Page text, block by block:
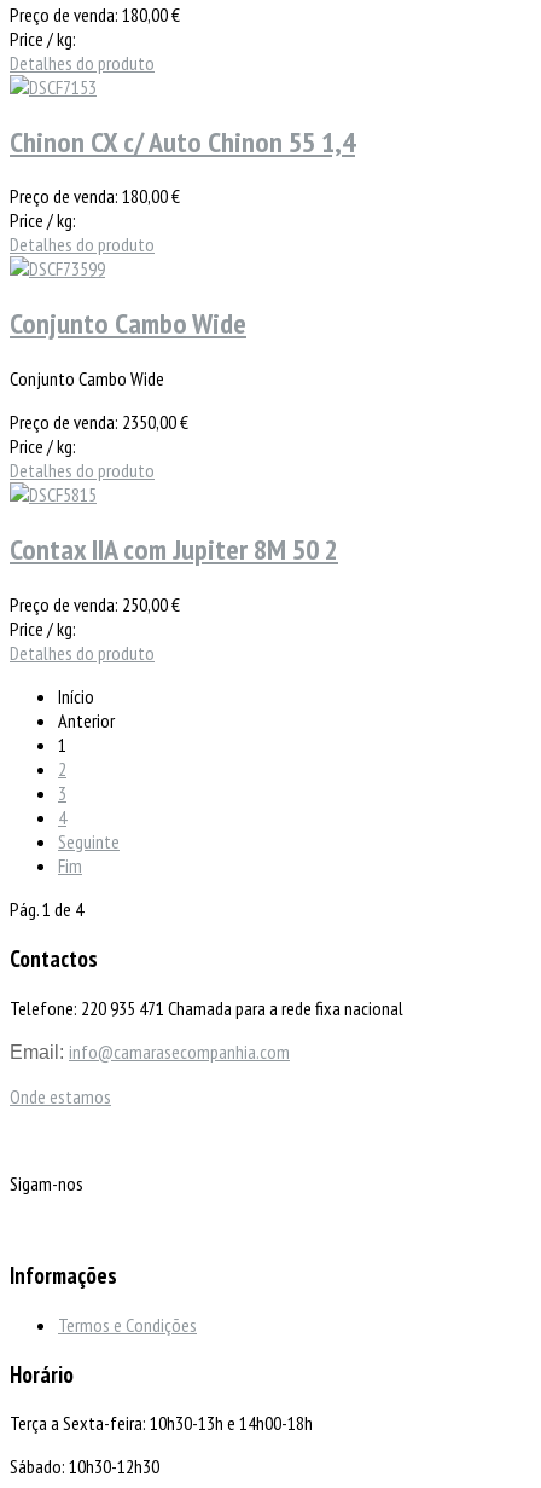
Preço de venda: 180,00 €
Price / kg:
Detalhes do produto
Chinon CX c/ Auto Chinon 55 1,4
Preço de venda: 180,00 €
Price / kg:
Detalhes do produto
Conjunto Cambo Wide
Conjunto Cambo Wide
Preço de venda: 2350,00 €
Price / kg:
Detalhes do produto
Contax IIA com Jupiter 8M 50 2
Preço de venda: 250,00 €
Price / kg:
Detalhes do produto
Início
Anterior
1
2
3
4
Seguinte
Fim
Pág. 1 de 4
Contactos
Telefone: 220 935 471 Chamada para a rede fixa nacional
Email: info@camarasecompanhia.com
Onde estamos
Sigam-nos
Informações
Termos e Condições
Horário
Terça a Sexta-feira: 10h30-13h e 14h00-18h
Sábado: 10h30-12h30